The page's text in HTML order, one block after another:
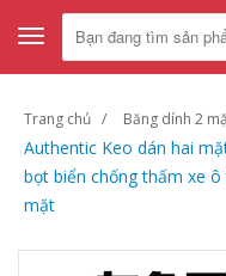
Toggle
navigation
Trang chủ Băng dính 2
Authentic Keo dán hai
bọt biển chống thấm xe
mặt